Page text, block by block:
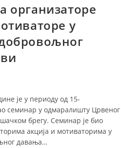
организаторе
у
је у периоду од 15-
семинар у одмаралишту Црвеног
брегу. Семинар је био
акција и мотиваторима у
давања…